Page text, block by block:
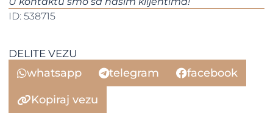
ID: 538715
DELITE VEZU
whatsapp telegram
facebook
Kopiraj vezu